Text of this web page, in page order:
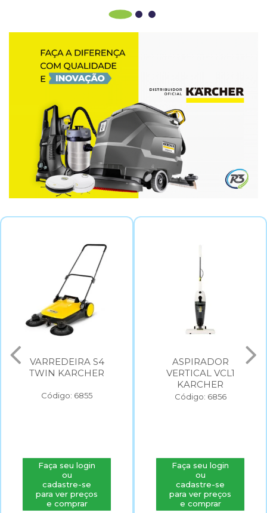
VARREDEIRA S4
TWIN KARCHER
Código: 6855
Faça seu login
ou
cadastre-se
para ver preços
e comprar
ASPIRADOR
VERTICAL VCL1
KARCHER
Código: 6856
Faça seu login
ou
cadastre-se
para ver preços
e comprar